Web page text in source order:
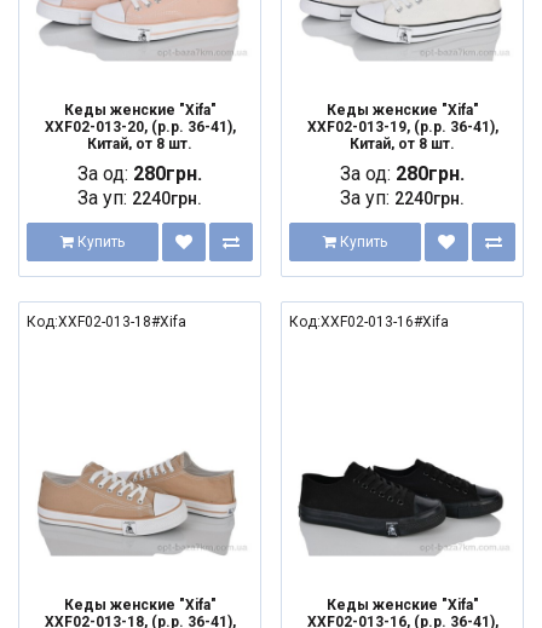
Кеды женские "Xifa"
XXF02-013-20, (р.р. 36-41),
Китай, от 8 шт.
За од: 280грн.
За уп: 2240грн.
Купить
Кеды женские "Xifa"
XXF02-013-19, (р.р. 36-41),
Китай, от 8 шт.
За од: 280грн.
За уп: 2240грн.
Купить
Код:XXF02-013-18#Xifa
Кеды женские "Xifa"
XXF02-013-18, (р.р. 36-41),
Код:XXF02-013-16#Xifa
Кеды женские "Xifa"
XXF02-013-16, (р.р. 36-41),